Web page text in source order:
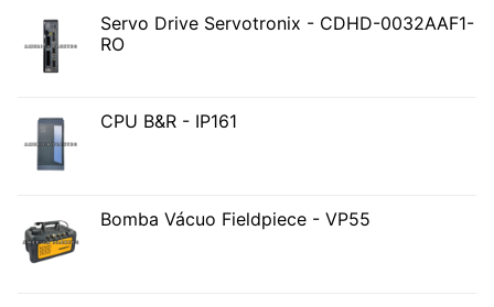
Servo Drive Servotronix - CDHD-0032AAF1-
RO
CPU B&R - IP161
Bomba Vácuo Fieldpiece - VP55